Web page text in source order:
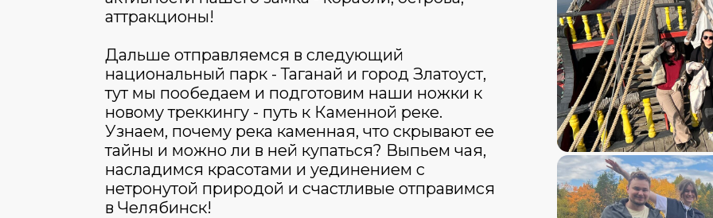
аттракционы!
Дальше отправляемся в следующий
национальный парк - Таганай и город Златоуст,
тут мы пообедаем и подготовим наши ножки к
новому треккингу - путь к Каменной реке.
Узнаем, почему река каменная, что скрывают ее
тайны и можно ли в ней купаться? Выпьем чая,
насладимся красотами и уединением с
нетронутой природой и счастливые отправимся
в Челябинск!